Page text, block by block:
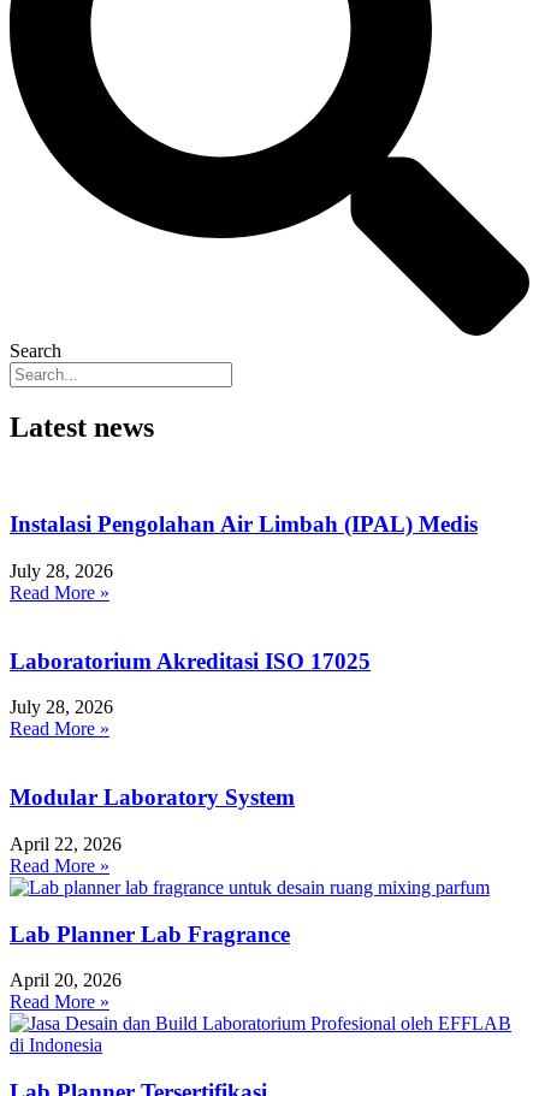
Search
Latest news
Instalasi Pengolahan Air Limbah (IPAL) Medis
July 28, 2026
Read More »
Laboratorium Akreditasi ISO 17025
July 28, 2026
Read More »
Modular Laboratory System
April 22, 2026
Read More »
Lab Planner Lab Fragrance
April 20, 2026
Read More »